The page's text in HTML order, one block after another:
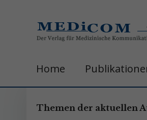
Home
Themen der aktuellen